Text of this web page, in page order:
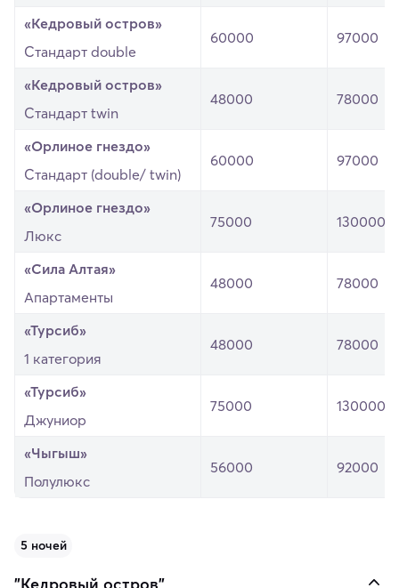
«Кедровый остров»
Стандарт double
60000 97000
«Кедровый остров»
Стандарт twin
48000 78000
«Орлиное гнездо»
Стандарт (double/ twin)
60000 97000
«Орлиное гнездо»
Люкс
75000 130000
«Сила Алтая»
Апартаменты
48000 78000
«Турсиб»
1 категория
48000 78000
«Турсиб»
Джуниор
75000 130000
«Чыгыш»
Полулюкс
56000 92000
5 ночей
"Кедровый остров"